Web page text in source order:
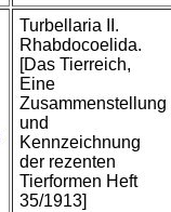
Turbellaria II.
Rhabdocoelida.
[Das Tierreich,
Eine
Zusammenstellung
und
Kennzeichnung
der rezenten
Tierformen Heft
35/1913]